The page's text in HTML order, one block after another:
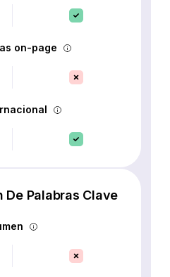
on-page
Palabras Clave